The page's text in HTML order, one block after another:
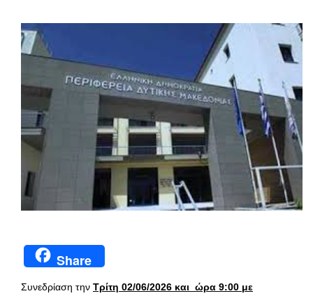
Share
Συνεδρίαση την Τρίτη 02/06/2026 και ώρα 9:00 με